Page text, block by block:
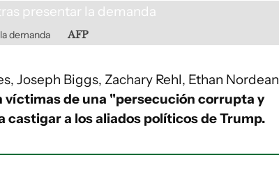
demanda AFP
Joseph Biggs, Zachary Rehl, Ethan Nordean
víctimas de una "persecución corrupta y
a los aliados políticos de Trump.